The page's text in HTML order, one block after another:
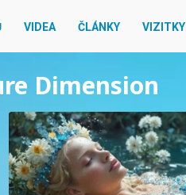
VIDEA ČLÁNKY VIZITKY
Dimension